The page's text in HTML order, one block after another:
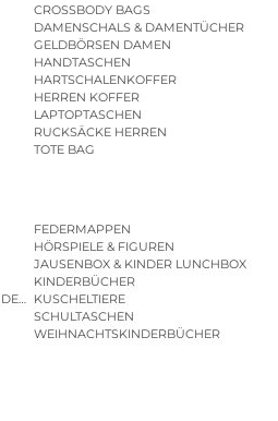
CROSSBODY BAGS
DAMENSCHALS & DAMENTÜCHER
GELDBÖRSEN DAMEN
HANDTASCHEN
HARTSCHALENKOFFER
HERREN KOFFER
LAPTOPTASCHEN
RUCKSÄCKE HERREN
TOTE BAG
FEDERMAPPEN
HÖRSPIELE & FIGUREN
JAUSENBOX & KINDER LUNCHBOX
KINDERBÜCHER
| KINDERGARTENBEUTEL
KUSCHELTIERE
SCHULTASCHEN
WEIHNACHTSKINDERBÜCHER